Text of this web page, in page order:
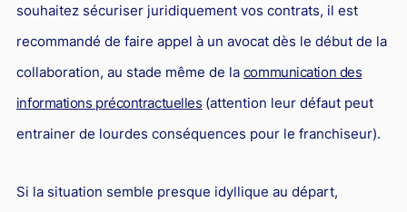
souhaitez sécuriser juridiquement vos contrats, il est
recommandé de faire appel à un avocat dès le début de la
collaboration, au stade même de la communication des
informations précontractuelles (attention leur défaut peut
entrainer de lourdes conséquences pour le franchiseur).
Si la situation semble presque idyllique au départ,